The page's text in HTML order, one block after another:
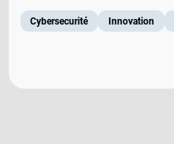
Cybersecurité Innovation